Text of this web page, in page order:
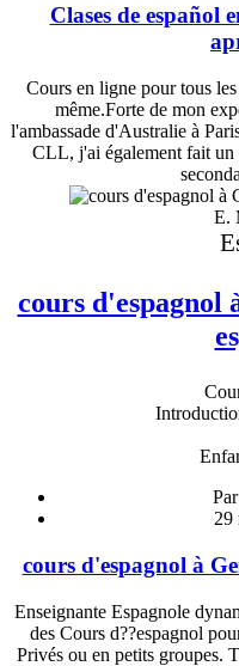
Clases de español
Cours en ligne pour tous
même.Forte de mon
l'ambassade d'Australie à
CLL, j'ai également fait un
E.
cours d'espagnol
29
cours d'espagnol à
Enseignante Espagnole
des Cours d??espagnol
Privés ou en petits groupes.